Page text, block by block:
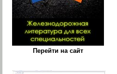
Перейти на сайт